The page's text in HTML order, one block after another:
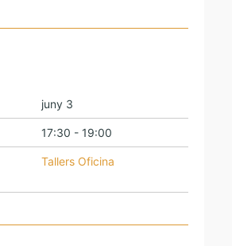
juny 3
17:30 - 19:00
Tallers Oficina